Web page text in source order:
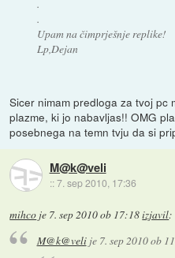
.
.
Upam na čimprješnje replike!
Lp,Dejan
Sicer nimam predloga za tvoj pc
plazme, ki jo nabavljas!! OMG
posebnega na temn tvju da si
M@k@veli
::7. sep 2010, 17:36
mihco je 7. sep 2010 ob 17:18izjavil:
M@k@velije 7. sep 2010 ob